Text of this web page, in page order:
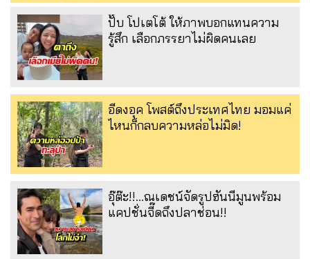
ปั๊บ โปเตโต้ ให้ภาพบอกแทนความ
รู้สึก เลือกภรรยาไม่ผิดคนเลย
อีดงอุค โพสต์ถึงประเทศไทย มอมแค่
ไหนก็กลบความหล่อไม่มิด!
อุ๊ต๊ะ!!...ณเดชน์จัดรูปฮันนีมูนพร้อม
แคปชั่นจี๊ดถึงปลาช่อน!!